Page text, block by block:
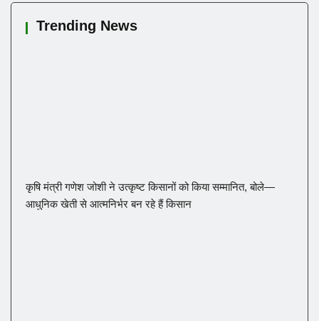
Trending News
कृषि मंत्री गणेश जोशी ने उत्कृष्ट किसानों को किया सम्मानित, बोले—
आधुनिक खेती से आत्मनिर्भर बन रहे हैं किसान